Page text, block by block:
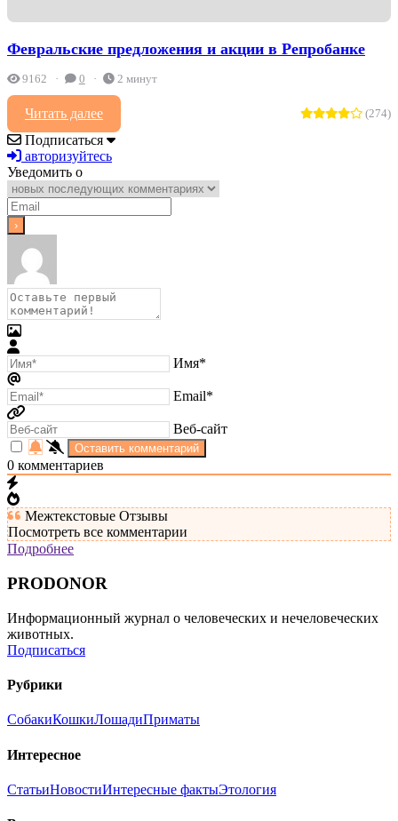
Февральские предложения и акции в Репробанке
9162 0 2 минут
Читать далее (274)
Подписаться
авторизуйтесь
Уведомить о
Имя*
Email*
Веб-сайт
0 комментариев
Межтекстовые Отзывы
Посмотреть все комментарии
Подробнее
PRODONOR
Информационный журнал о человеческих и нечеловеческих
животных.
Подписаться
Рубрики
СобакиКошкиЛошадиПриматы
Интересное
СтатьиНовостиИнтересные фактыЭтология